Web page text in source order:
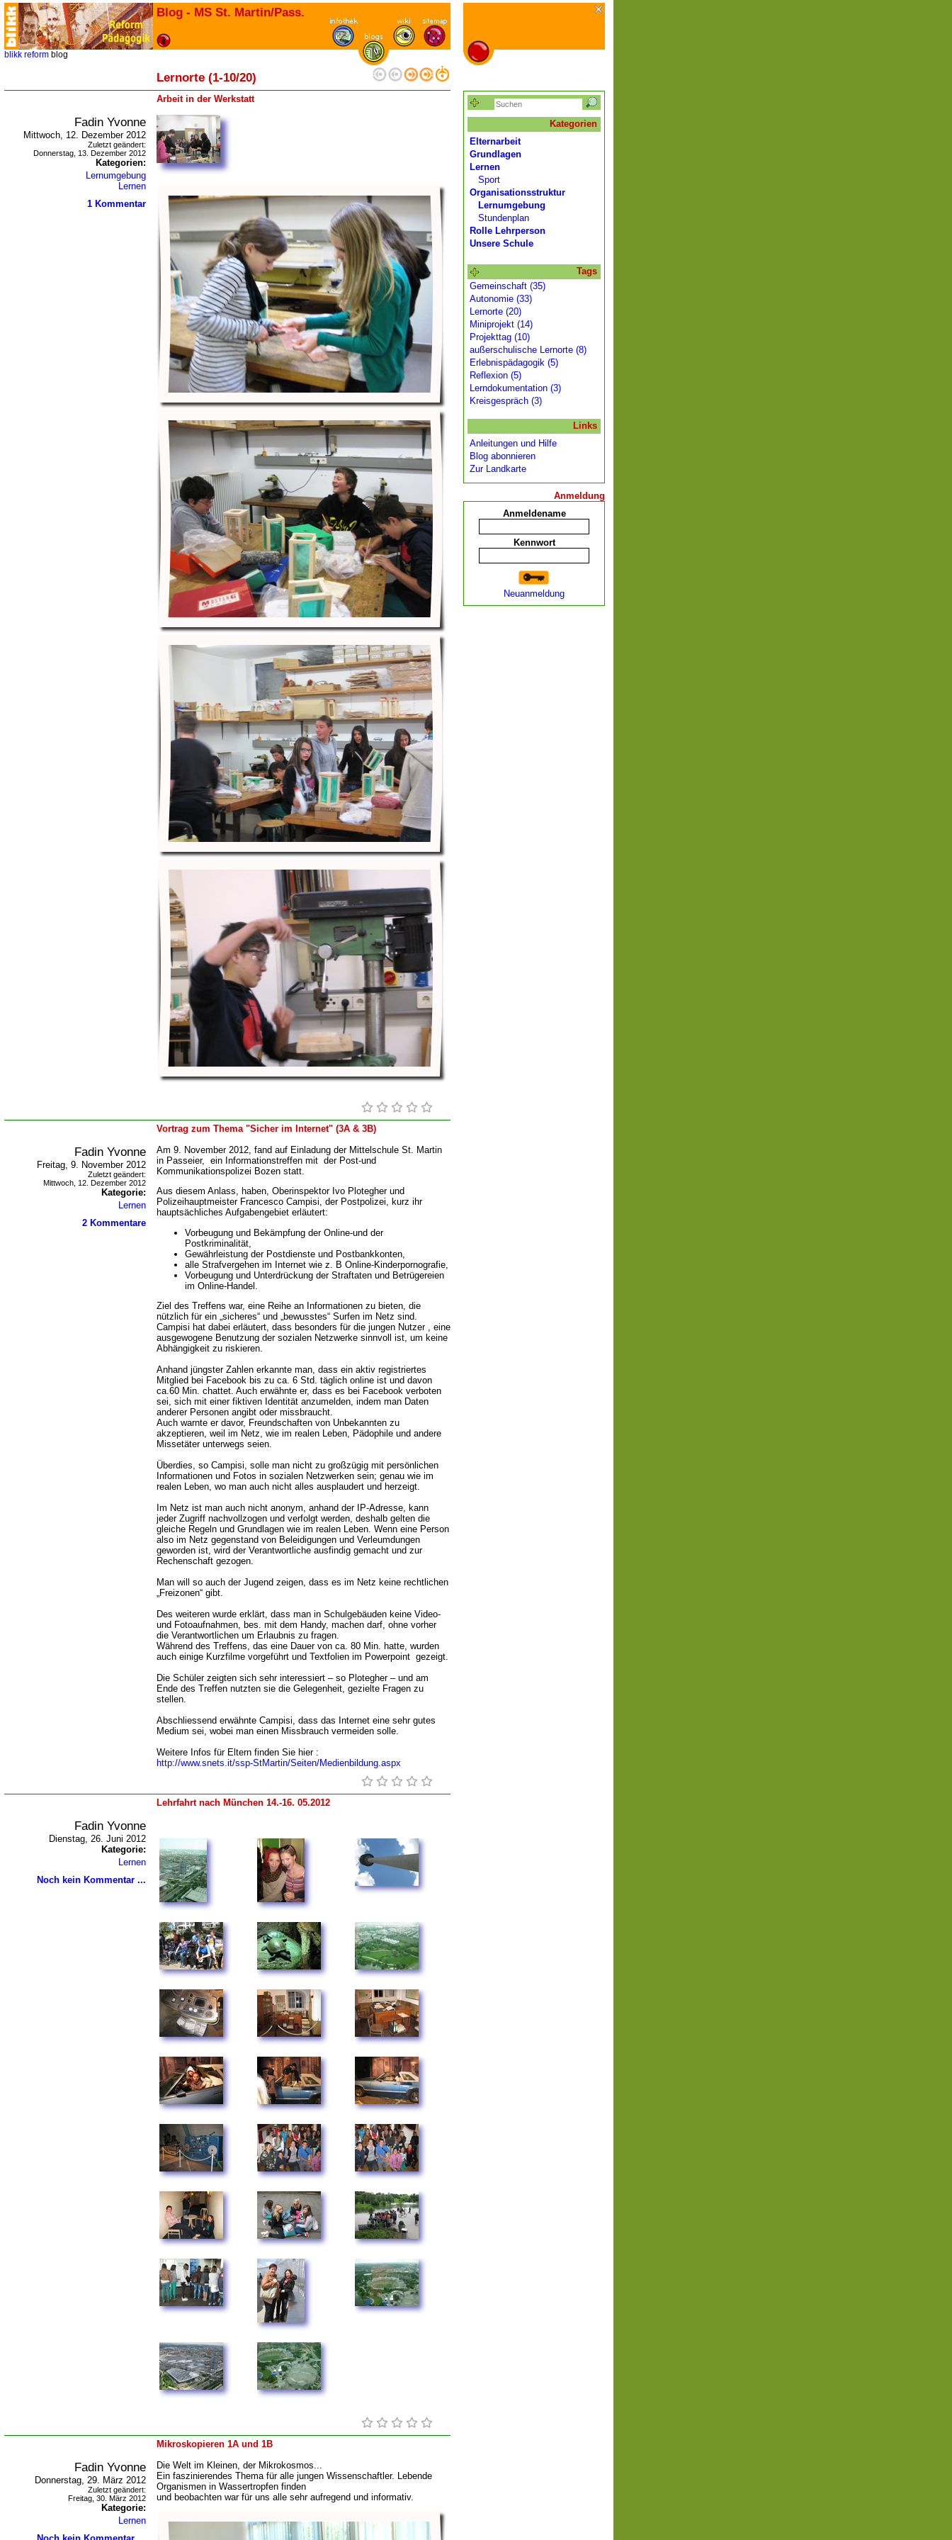
Blog - MS St. Martin/Pass.
blikk reform blog
Lernorte (1-10/20)
Arbeit in der Werkstatt
Fadin Yvonne
Mittwoch, 12. Dezember 2012
Zuletzt geändert:
Donnerstag, 13. Dezember 2012
Kategorien:
Lernumgebung
Lernen
1 Kommentar
Vortrag zum Thema "Sicher im Internet" (3A & 3B)
Fadin Yvonne
Freitag, 9. November 2012
Zuletzt geändert:
Mittwoch, 12. Dezember 2012
Kategorie:
Lernen
2 Kommentare
Am 9. November 2012, fand auf Einladung der Mittelschule St. Martin
in Passeier, ein Informationstreffen mit der Post-und
Kommunikationspolizei Bozen statt.
Aus diesem Anlass, haben, Oberinspektor Ivo Plotegher und
Polizeihauptmeister Francesco Campisi, der Postpolizei, kurz ihr
hauptsächliches Aufgabengebiet erläutert:
Vorbeugung und Bekämpfung der Online-und der
Postkriminalität,
Gewährleistung der Postdienste und Postbankkonten,
alle Strafvergehen im Internet wie z. B Online-Kinderpornografie,
Vorbeugung und Unterdrückung der Straftaten und Betrügereien
im Online-Handel.
Ziel des Treffens war, eine Reihe an Informationen zu bieten, die
nützlich für ein „sicheres“ und „bewusstes“ Surfen im Netz sind.
Campisi hat dabei erläutert, dass besonders für die jungen Nutzer
, eine
ausgewogene Benutzung der sozialen Netzwerke sinnvoll ist , um keine
Abhängigkeit zu riskieren.
Anhand jüngster Zahlen erkannte man, dass ein aktiv registriertes
Mitglied bei Facebook bis zu ca. 6 Std. täglich online ist und davon
ca.60 Min. chattet. Auch erwähnte er, dass es bei Facebook verboten
sei, sich mit einer fiktiven Identität anzumelden, indem man Daten
anderer Personen angibt oder missbraucht.
Auch warnte er davor, Freundschaften von Unbekannten zu
akzeptieren, weil im Netz, wie im realen Leben, Pädophile und andere
Missetäter unterwegs seien.
Überdies, so Campisi, solle man nicht zu großzügig mit persönlichen
Informationen und Fotos in sozialen Netzwerken sein; genau wie im
realen Leben, wo man auch nicht alles ausplaudert und herzeigt.
Im Netz ist man auch nicht anonym, anhand der IP-Adresse, kann
jeder Zugriff nachvollzogen und verfolgt werden, deshalb gelten die
gleiche Regeln und Grundlagen wie im realen Leben. Wenn eine Person
also im Netz gegenstand von Beleidigungen und Verleumdungen
geworden ist, wird der Verantwortliche ausfindig gemacht und zur
Rechenschaft gezogen.
Man will so auch der Jugend zeigen, dass es im Netz keine rechtlichen
Freizonen“ gibt.
Des weiteren wurde erklärt, dass man in Schulgebäuden keine Video-
und Fotoaufnahmen, bes. mit dem Handy, machen darf, ohne vorher
die Verantwortlichen um Erlaubnis zu fragen.
Während des Treffens, das eine Dauer von ca. 80 Min. hatte, wurden
auch einige Kurzfilme vorgeführt und Textfolien im Powerpoint gezeigt.
Die Schüler zeigten sich sehr interessiert – so Plotegher – und am
Ende des Treffen nutzten sie die Gelegenheit, gezielte Fragen zu
stellen.
Abschliessend erwähnte Campisi, dass das Internet eine sehr gutes
Medium sei, wobei man einen Missbrauch vermeiden solle.
Weitere Infos für Eltern finden Sie hier :
http://www.snets.it/ssp-StMartin/Seiten/Medienbildung.aspx
Lehrfahrt nach München 14.-16. 05.2012
Fadin Yvonne
Dienstag, 26. Juni 2012
Kategorie:
Lernen
Noch kein Kommentar ...
Mikroskopieren 1A und 1B
Fadin Yvonne
Donnerstag, 29. März 2012
Zuletzt geändert:
Freitag, 30. März 2012
Kategorie:
Lernen
Die Welt im Kleinen, der Mikrokosmos...
Ein faszinierendes Thema für alle jungen Wissenschaftler. Lebende
Organismen in Wassertropfen finden
und beobachten war für uns alle sehr aufregend und informativ.
Kategorien
Elternarbeit
Grundlagen
Lernen
Sport
Organisationsstruktur
Lernumgebung
Stundenplan
Rolle Lehrperson
Unsere Schule
Tags
Gemeinschaft (35)
Autonomie (33)
Lernorte (20)
Miniprojekt (14)
Projekttag (10)
außerschulische Lernorte (8)
Erlebnispädagogik (5)
Reflexion (5)
Lerndokumentation (3)
Kreisgespräch (3)
Links
Anleitungen und Hilfe
Blog abonnieren
Zur Landkarte
Anmeldung
Anmeldename
Kennwort
Neuanmeldung